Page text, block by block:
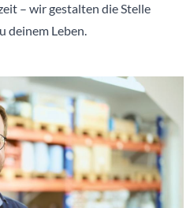
– wir gestalten die Stelle
deinem Leben.